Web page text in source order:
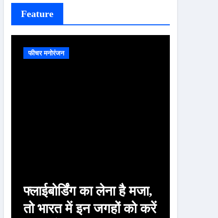
Feature
फीचर मनोरंजन
फ्लाईबोर्डिंग का लेना है मजा,
तो भारत में इन जगहों को करें